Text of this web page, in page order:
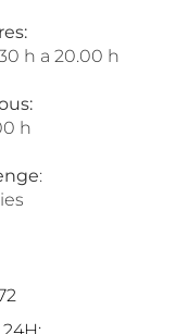
h a 20.00 h
h
: